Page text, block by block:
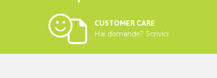
CUSTOMER CARE
Hai domande? Scrivici